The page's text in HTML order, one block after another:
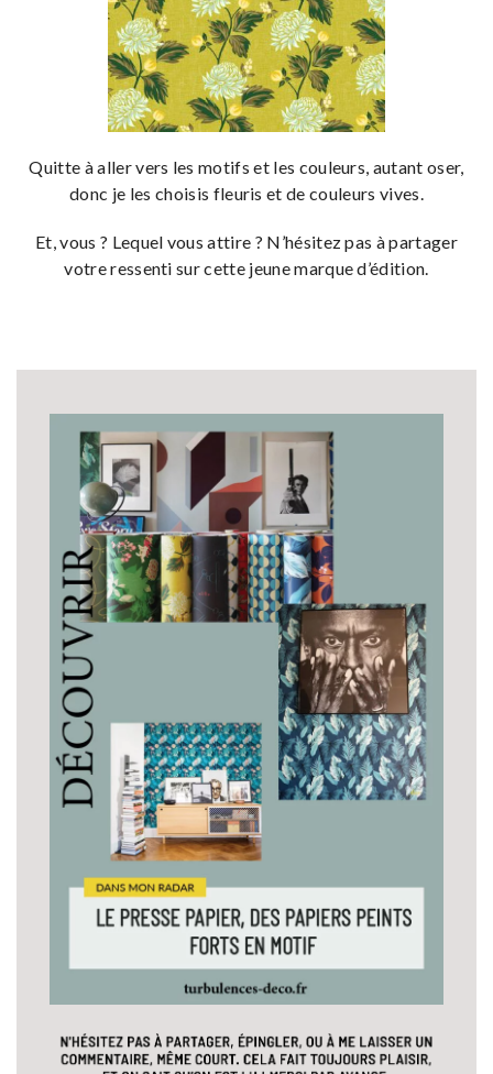
Quitte à aller vers les motifs et les couleurs, autant oser,
donc je les choisis fleuris et de couleurs vives.
Et, vous ? Lequel vous attire ? N’hésitez pas à partager
votre ressenti sur cette jeune marque d’édition.